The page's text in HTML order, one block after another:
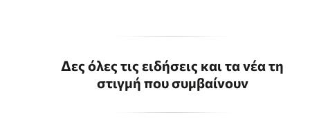
Δες όλες τις ειδήσεις και τα νέα τη
στιγμή που συμβαίνουν